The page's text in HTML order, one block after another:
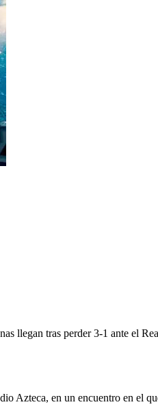
llegan tras perder 3-1 ante el
Azteca, en un encuentro en el